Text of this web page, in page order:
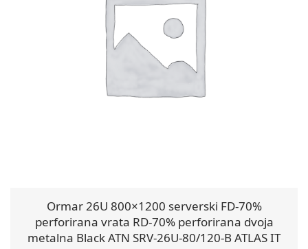
Ormar 26U 800×1200 serverski FD-70%
perforirana vrata RD-70% perforirana dvoja
metalna Black ATN SRV-26U-80/120-B ATLAS IT